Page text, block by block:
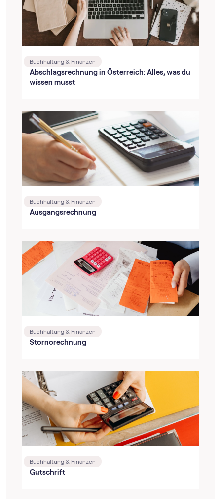
Buchhaltung & Finanzen
Abschlagsrechnung in Österreich: Alles, was du
wissen musst
Buchhaltung & Finanzen
Ausgangsrechnung
Buchhaltung & Finanzen
Stornorechnung
Buchhaltung & Finanzen
Gutschrift